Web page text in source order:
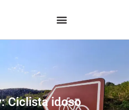
Ciclista idoso